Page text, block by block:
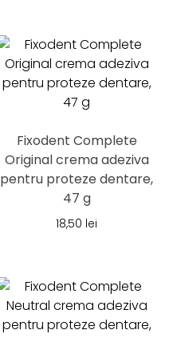
Fixodent Complete
Original crema adeziva
pentru proteze dentare,
47 g
18,50 lei